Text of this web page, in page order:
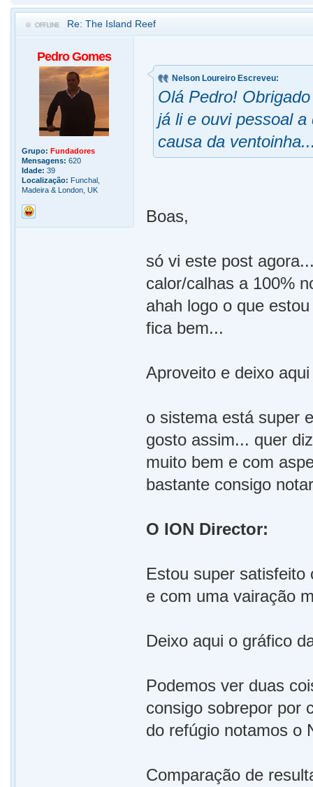
Re: The Island Reef
Pedro Gomes
Grupo: Fundadores
Mensagens: 620
Idade: 39
Localização: Funchal,
Madeira & London, UK
Nelson Loureiro Escreveu:
Olá Pedro!
já li e ouvi pessoal
causa da
Boas,
só vi este post
calor/calhas a 100%
ahah logo o que
fica bem...
Aproveito e deixo
o sistema está super
gosto assim... quer
muito bem e com
bastante consigo
O ION Director:
Estou super
e com uma vairação
Deixo aqui o gráfico
Podemos ver duas
consigo sobrepor por
do refúgio notamos o
Comparação de